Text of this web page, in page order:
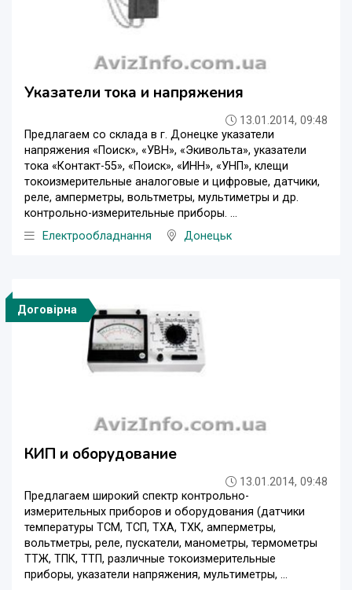
Указатели тока и напряжения
13.01.2014, 09:48
Предлагаем со склада в г. Донецке указатели
напряжения «Поиск», «УВН», «Экивольта», указатели
тока «Контакт-55», «Поиск», «ИНН», «УНП», клещи
токоизмерительные аналоговые и цифровые, датчики,
реле, амперметры, вольтметры, мультиметры и др.
контрольно-измерительные приборы. ...
Електрообладнання
Донецьк
Договірна
КИП и оборудование
13.01.2014, 09:48
Предлагаем широкий спектр контрольно-
измерительных приборов и оборудования (датчики
температуры ТСМ, ТСП, ТХА, ТХК, амперметры,
вольтметры, реле, пускатели, манометры, термометры
ТТЖ, ТПК, ТТП, различные токоизмерительные
приборы, указатели напряжения, мультиметры, ...